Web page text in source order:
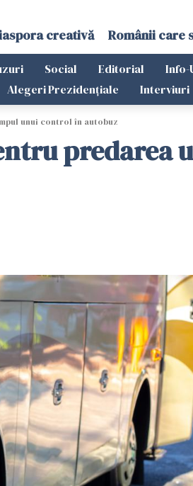
creativă Românii care
Social Editorial Info-
Alegeri Prezidențiale Interviuri
unui control în autobuz
predarea